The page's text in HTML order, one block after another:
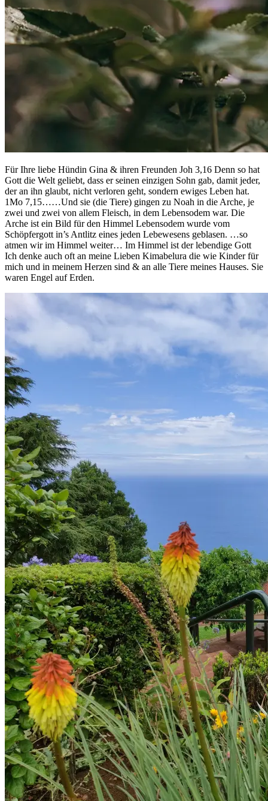
Für Ihre liebe Hündin Gina & ihren Freunden Joh 3,16 Denn so hat
Gott die Welt geliebt, dass er seinen einzigen Sohn gab, damit jeder,
der an ihn glaubt, nicht verloren geht, sondern ewiges Leben hat.
1Mo 7,15……Und sie (die Tiere) gingen zu Noah in die Arche, je
zwei und zwei von allem Fleisch, in dem Lebensodem war. Die
Arche ist ein Bild für den Himmel Lebensodem wurde vom
Schöpfergott in’s Antlitz eines jeden Lebewesens geblasen. …so
atmen wir im Himmel weiter… Im Himmel ist der lebendige Gott
Ich denke auch oft an meine Lieben Kimabelura die wie Kinder für
mich und in meinem Herzen sind & an alle Tiere meines Hauses. Sie
waren Engel auf Erden.